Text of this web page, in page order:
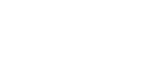
célébrer votre